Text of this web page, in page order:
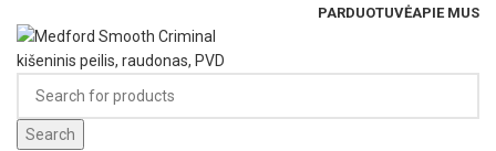
PARDUOTUVĖAPIE MUS
Search